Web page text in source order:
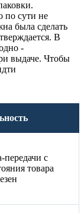
по сути не
была сделать
В
-
выдаче. Чтобы
передачи с
товара